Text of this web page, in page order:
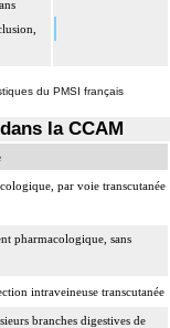
du PMSI français
la CCAM
par voie transcutanée
pharmacologique, sans
intraveineuse transcutanée
branches digestives de